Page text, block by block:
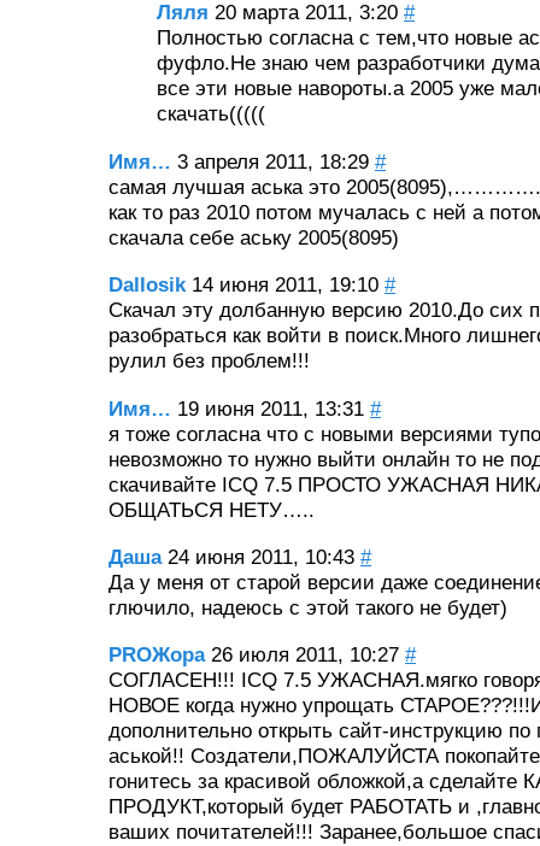
Ляля 20 марта 2011, 3:20 #
Полностью согласна с тем,что новые
фуфло.Не знаю чем разработчики
все эти новые навороты.а 2005 уже
скачать(((((
Имя… 3 апреля 2011, 18:29 #
самая лучшая аська это
как то раз 2010 потом мучалась с ней а
скачала себе аську 2005(8095)
Dallosik 14 июня 2011, 19:10 #
Скачал эту долбанную версию 2010.До сих
разобраться как войти в поиск.Много
рулил без проблем!!!
Имя… 19 июня 2011, 13:31 #
я тоже согласна что с новыми версиями
невозможно то нужно выйти онлайн то не
скачивайте ICQ 7.5 ПРОСТО УЖАСНАЯ
ОБЩАТЬСЯ НЕТУ…..
Даша 24 июня 2011, 10:43 #
Да у меня от старой версии даже
глючило, надеюсь с этой такого не будет)
PROЖора 26 июля 2011, 10:27 #
СОГЛАСЕН!!! ICQ 7.5 УЖАСНАЯ.мягко
НОВОЕ когда нужно упрощать
дополнительно открыть сайт-инструкцию
аськой!! Создатели,ПОЖАЛУЙСТА
гонитесь за красивой обложкой,а
ПРОДУКТ,который будет РАБОТАТЬ и
ваших почитателей!!! Заранее,большое